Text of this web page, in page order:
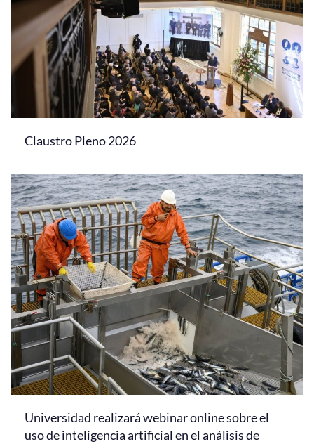
Claustro Pleno 2026
Universidad realizará webinar online sobre el
uso de inteligencia artificial en el análisis de